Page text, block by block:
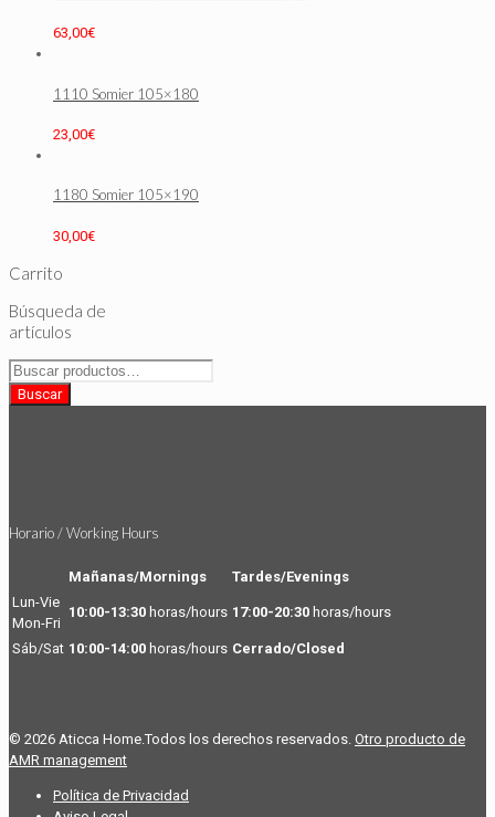
63,00€
1110 Somier 105×180
23,00€
1180 Somier 105×190
30,00€
Carrito
Búsqueda de
artículos
Buscar
por:
Buscar
Horario / Working Hours
Mañanas/Mornings
Tardes/Evenings
Lun-Vie
Mon-Fri
10:00-13:30 horas/hours 17:00-20:30 horas/hours
Sáb/Sat 10:00-14:00 horas/hours Cerrado/Closed
© 2026 Aticca Home.Todos los derechos reservados. Otro producto de
AMR management
Política de Privacidad